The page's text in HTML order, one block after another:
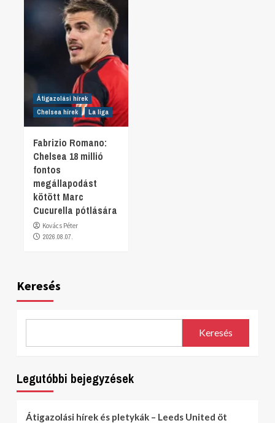
Átigazolási hírek
Chelsea hírek
La liga
Fabrizio Romano:
Chelsea 18 millió
fontos
megállapodást
kötött Marc
Cucurella pótlására
Kovács Péter
2026.08.07.
Keresés
Keresés
Legutóbbi bejegyzések
Átigazolási hírek és pletykák – Leeds United öt